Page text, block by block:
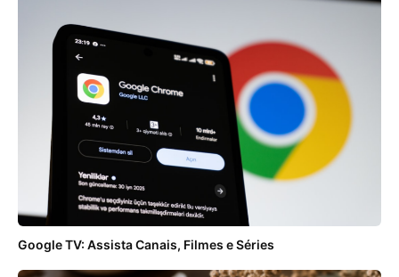
Google TV: Assista Canais, Filmes e Séries